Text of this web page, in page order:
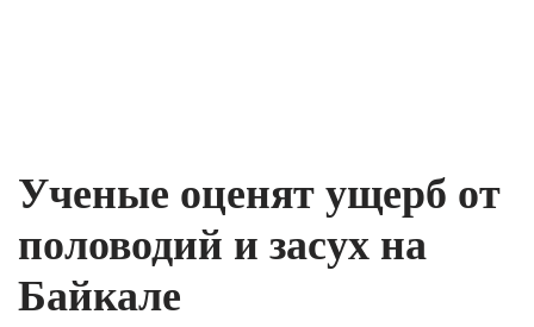
Ученые оценят ущерб от
половодий и засух на
Байкале